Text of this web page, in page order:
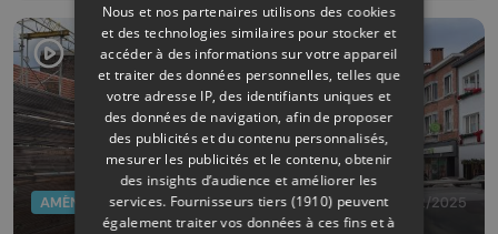
AMÉNAGEMENT DU TERRITOIRE 16/12/2025
Nous et nos partenaires utilisons des cookies
et des technologies similaires pour stocker et
accéder à des informations sur votre appareil
et traiter des données personnelles, telles que
votre adresse IP, des identifiants uniques et
des données de navigation, afin de proposer
des publicités et du contenu personnalisés,
mesurer les publicités et le contenu, obtenir
des insights d’audience et améliorer les
services. Fournisseurs tiers (1910) peuvent
également traiter vos données à ces fins et à